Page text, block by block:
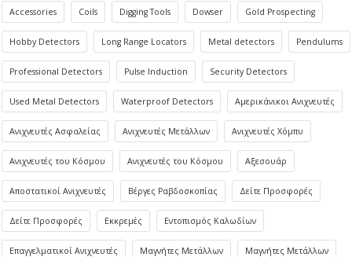
Accessories Coils Digging Tools Dowser Gold Prospecting
Hobby Detectors Long Range Locators Metal detectors Pendulums
Professional Detectors Pulse Induction Security Detectors
Used Metal Detectors Waterproof Detectors Αμερικάνικοι Ανιχνευτές
Ανιχνευτές Ασφαλείας Ανιχνευτές Μετάλλων Ανιχνευτές Χόμπυ
Ανιχνευτές του Κόσμου Ανιχνευτές του Κόσμου Αξεσουάρ
Αποστατικοί Ανιχνευτές Βέργες Ραβδοσκοπίας Δείτε Προσφορές
Δείτε Προσφορές Εκκρεμές Εντοπισμός Καλωδίων
Επαγγελματικοί Ανιχνευτές Μαγνήτες Μετάλλων Μαγνήτες Μετάλλων